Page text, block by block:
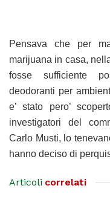
Pensava che per
marijuana in casa,
fosse sufficiente
deodoranti per
e’ stato pero’
investigatori del
Carlo Musti, lo
hanno deciso di
Articoli correlati